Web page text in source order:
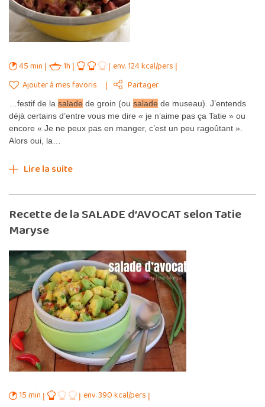
45 min 1h
env. 124 kcal/pers
Ajouter à mes favoris
Partager
…festif de la salade de groin (ou salade de museau). J’entends
déjà certains d’entre vous me dire « je n’aime pas ça Tatie » ou
encore « Je ne peux pas en manger, c’est un peu ragoûtant ».
Alors oui, la…
Lire la suite
Recette de la SALADE d’AVOCAT selon Tatie
Maryse
15 min
env. 390 kcal/pers